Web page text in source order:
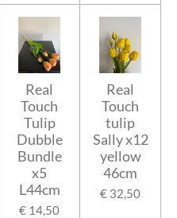
Real
Touch
Tulip
Dubble
Bundle
x5
L44cm
€ 14,50
Real
Touch
tulip
Sally x12
yellow
46cm
€ 32,50